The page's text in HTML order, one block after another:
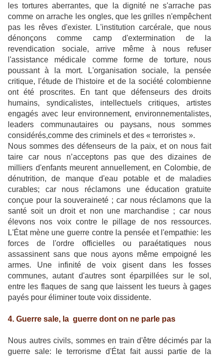
les tortures aberrantes, que la dignité ne s'arrache pas
comme on arrache les ongles, que les grilles n'empêchent
pas les rêves d'exister. L'institution carcérale, que nous
dénonçons comme camp d'extermination de la
revendication sociale, arrive même à nous refuser
l'assistance médicale comme forme de torture, nous
poussant à la mort. L'organisation sociale, la pensée
critique, l'étude de l'histoire et de la société colombienne
ont été proscrites. En tant que défenseurs des droits
humains, syndicalistes, intellectuels critiques, artistes
engagés avec leur environnement, environnementalistes,
leaders communautaires ou paysans, nous sommes
considérés,comme des criminels et des « terroristes ».
Nous sommes des défenseurs de la paix, et on nous fait
taire car nous n’acceptons pas que des dizaines de
milliers d'enfants meurent annuellement, en Colombie, de
dénutrition, de manque d'eau potable et de maladies
curables; car nous réclamons une éducation gratuite
conçue pour la souveraineté ; car nous réclamons que la
santé soit un droit et non une marchandise ; car nous
élevons nos voix contre le pillage de nos ressources.
L'État mène une guerre contre la pensée et l'empathie: les
forces de l'ordre officielles ou paraétatiques nous
assassinent sans que nous ayons même empoigné les
armes. Une infinité de voix gisent dans les fosses
communes, autant d'autres sont éparpillées sur le sol,
entre les flaques de sang que laissent les tueurs à gages
payés pour éliminer toute voix dissidente.
4. Guerre sale, la guerre dont on ne parle pas
Nous autres civils, sommes en train d'être décimés par la
guerre sale: le terrorisme d'État fait aussi partie de la